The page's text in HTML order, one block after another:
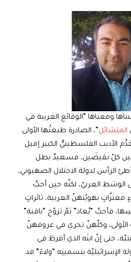
ومعناها “الوقائع الغريبة في
المتشائل “، الصادرة طبعتُها الأولى
1972 و1974، يقدِّم الأديب الفلسطينيُّ الكبير إميل
كلّ نقيضَين، فسعيدٌ بطل
الرأس لدولة الاحتلال الصهيوني،
الوسَط العربيّ، لكنّه حين أحبَّ
معتزّاتٍ بهويّتهنّ العربية، ثائراتٍ
فأحبَّ “يُعاد” ثمّ تزوّج “باقية”
الأولى، وكلّهنّ تجري في عروقهنّ
حتى إنّ ابنَه الذي أفرطَ في
الإسرائيليّة بتسميتِه “ولاءً” قد